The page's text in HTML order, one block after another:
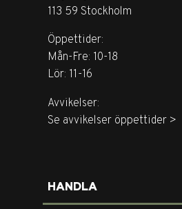
113 59 Stockholm
Öppettider:
Mån-Fre: 10-18
Lör: 11-16
Avvikelser:
Se avvikelser öppettider >
HANDLA